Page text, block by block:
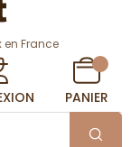
France
PANIER